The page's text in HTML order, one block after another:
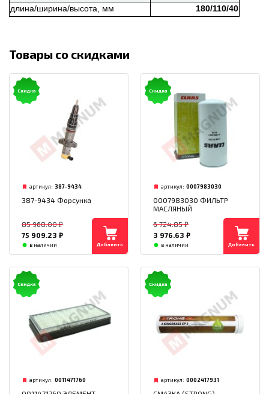
длина/ширина/высота, мм
180/110/40
Товары со скидками
Скидка
артикул: 387-9434
387-9434 Форсунка
85 968.00 ₽
75 909.23 ₽
в наличии Добавить
Скидка
артикул: 0007983030
0007983030 ФИЛЬТР
МАСЛЯНЫЙ
6 724.85 ₽
3 976.63 ₽
в наличии Добавить
Скидка
артикул: 0011471760
Скидка
артикул: 0002417931